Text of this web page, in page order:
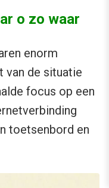
o zo waar
enorm
van de situatie
focus op een
toetsenbord en